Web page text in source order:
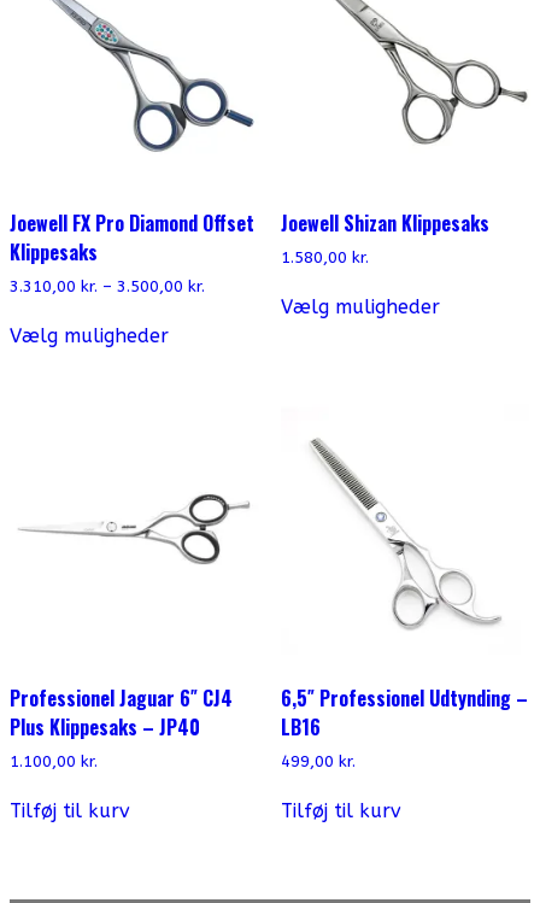
Joewell FX Pro Diamond Offset
Klippesaks
3.310,00 kr. – 3.500,00 kr.
3.310,00 kr.
Vælg mulighedervare
på
varesiden
Joewell Shizan Klippesaks
1.580,00 kr.
Vælg mulighedervare
Professionel Jaguar 6″ CJ4
Plus Klippesaks – JP40
1.100,00 kr.
Tilføj til kurv
6,5″ Professionel Udtynding –
LB16
499,00 kr.
Tilføj til kurv